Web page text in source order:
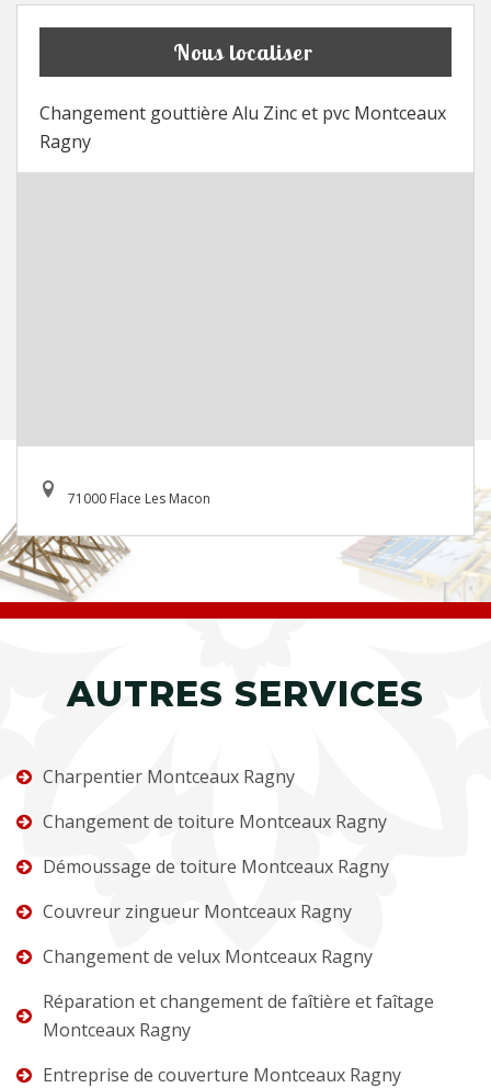
Nous localiser
Changement gouttière Alu Zinc et pvc Montceaux
Ragny
71000 Flace Les Macon
AUTRES SERVICES
Charpentier Montceaux Ragny
Changement de toiture Montceaux Ragny
Démoussage de toiture Montceaux Ragny
Couvreur zingueur Montceaux Ragny
Changement de velux Montceaux Ragny
Réparation et changement de faîtière et faîtage
Montceaux Ragny
Entreprise de couverture Montceaux Ragny